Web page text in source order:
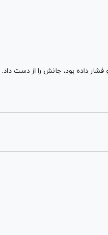
داده بود، جانش را از دست داد.